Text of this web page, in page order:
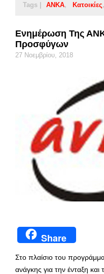
Tags | ΑΝΚΑ Κατοικίες
Ενημέρωση Της
Προσφύγων
27 Νοεμβρίου, 2018
Share
Στο πλαίσιο του
ανάγκης για την ένταξη